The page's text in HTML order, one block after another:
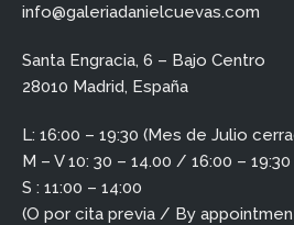
info@galeriadanielcuevas.com
Santa Engracia, 6 – Bajo Centro
28010 Madrid, España
L: 16:00 – 19:30 (Mes de Julio
M – V 10: 30 – 14.00 / 16:00 – 19:30
S : 11:00 – 14:00
(O por cita previa / By